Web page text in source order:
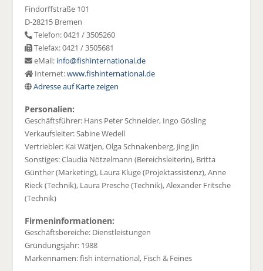
Findorffstraße 101
D-28215 Bremen
Telefon: 0421 / 3505260
Telefax: 0421 / 3505681
eMail: info@fishinternational.de
Internet:www.fishinternational.de
Adresse auf Karte zeigen
Personalien:
Geschäftsführer: Hans Peter Schneider, Ingo Gösling
Verkaufsleiter: Sabine Wedell
Vertriebler: Kai Wätjen, Olga Schnakenberg, Jing Jin
Sonstiges: Claudia Nötzelmann (Bereichsleiterin), Britta
Günther (Marketing), Laura Kluge (Projektassistenz), Anne
Rieck (Technik), Laura Presche (Technik), Alexander Fritsche
(Technik)
Firmeninformationen:
Geschäftsbereiche: Dienstleistungen
Gründungsjahr: 1988
Markennamen: fish international, Fisch & Feines